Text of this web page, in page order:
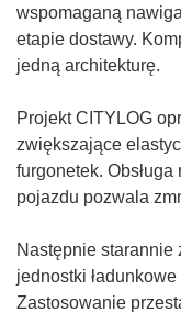
wspomaganą
etapie dostawy.
jedną architekturę.
Projekt CITYLOG
zwiększające
furgonetek.
pojazdu pozwala
Następnie
jednostki
Zastosowanie